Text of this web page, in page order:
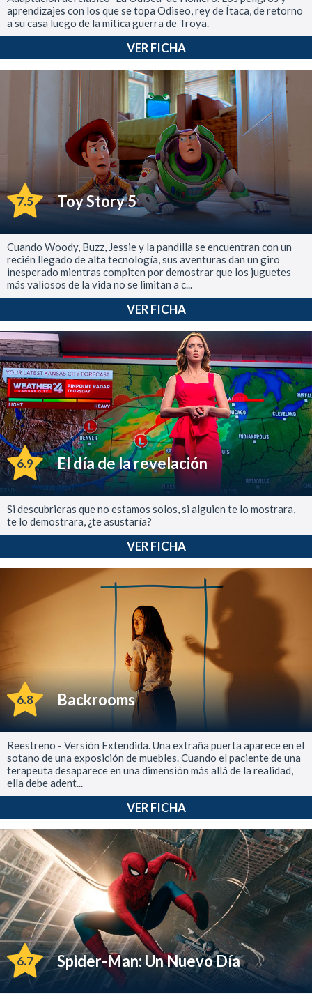
aprendizajes con los que se topa Odiseo, rey de Ítaca, de retorno
a su casa luego de la mítica guerra de Troya.
VER FICHA
7.5 Toy Story 5
Cuando Woody, Buzz, Jessie y la pandilla se encuentran con un
recién llegado de alta tecnología, sus aventuras dan un giro
inesperado mientras compiten por demostrar que los juguetes
más valiosos de la vida no se limitan a c...
VER FICHA
6.9 El día de la revelación
Si descubrieras que no estamos solos, si alguien te lo mostrara,
te lo demostrara, ¿te asustaría?
VER FICHA
6.8 Backrooms
Reestreno - Versión Extendida. Una extraña puerta aparece en el
sotano de una exposición de muebles. Cuando el paciente de una
terapeuta desaparece en una dimensión más allá de la realidad,
ella debe adent...
VER FICHA
6.7 Spider-Man: Un Nuevo Día